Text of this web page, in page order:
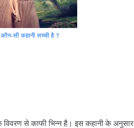
सी कहानी सच्ची है ?
के विवरण से काफी भिन्न है। इस कहानी के